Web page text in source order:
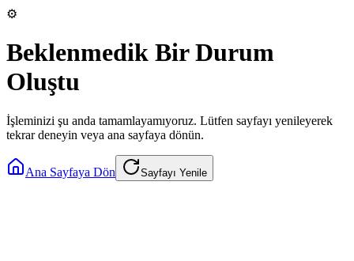
⚙️
Beklenmedik Bir Durum
Oluştu
İşleminizi şu anda tamamlayamıyoruz. Lütfen sayfayı yenileyerek
tekrar deneyin veya ana sayfaya dönün.
Ana Sayfaya Dön Sayfayı Yenile